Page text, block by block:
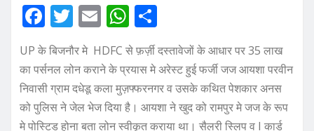
F
a
c
e
b
T
w
it
te
r
E
m
ai
l
W
h
at
s
A
ar
e
UP के बिजनौर मे HDFC से फ़र्ज़ी दस्तावेजों के आधार पर 35 लाख
का पर्सनल लोन कराने के प्रयास मे अरेस्ट हुई फर्जी जज आयशा परवीन
निवासी ग्राम दधेडू कला मुज़फ्फरनगर व उसके कथित पेशकार अनस
को पुलिस ने जेल भेज दिया है। आयशा ने खुद को रामपुर मे जज के रूप
मे पोस्टिड होना बता लोन स्वीकृत कराया था। सैलरी स्लिप व I कार्ड